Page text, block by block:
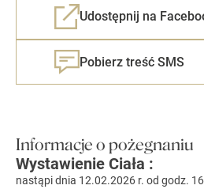
Udostępnij na
Pobierz treść SMS
Informacje o pożegnaniu
Wystawienie Ciała :
nastąpi dnia 12.02.2026 r. od godz.